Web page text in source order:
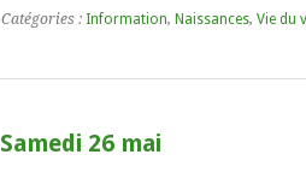
Catégories : Information, Naissances,Vie du
Samedi 26 mai